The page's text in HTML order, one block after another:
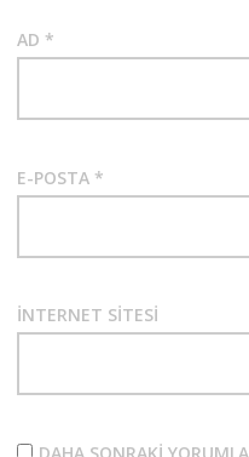
AD *
E-POSTA *
İNTERNET SITESI
DAHA SONRAKI